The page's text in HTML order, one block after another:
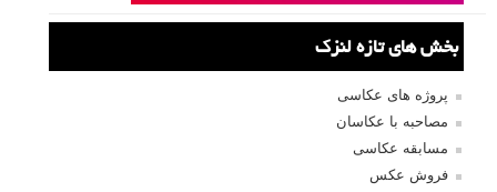
بخش های تازه لنزک
پروژه های عکاسی
مصاحبه با عکاسان
مسابقه عکاسی
فروش عکس